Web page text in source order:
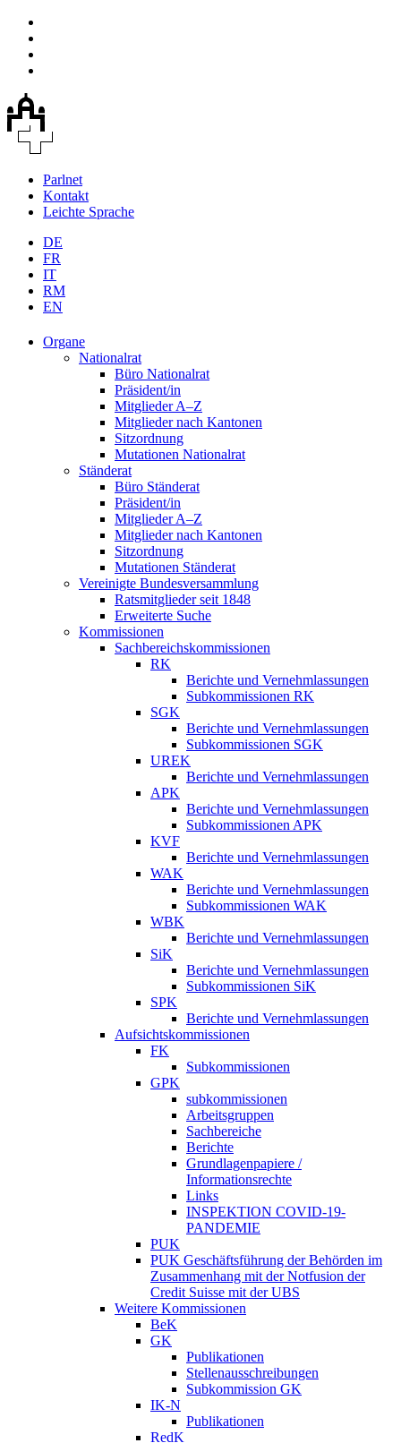
Parlnet
Kontakt
Leichte Sprache
DE
FR
IT
RM
EN
Organe
Nationalrat
Büro Nationalrat
Präsident/in
Mitglieder A–Z
Mitglieder nach Kantonen
Sitzordnung
Mutationen Nationalrat
Ständerat
Büro Ständerat
Präsident/in
Mitglieder A–Z
Mitglieder nach Kantonen
Sitzordnung
Mutationen Ständerat
Vereinigte Bundesversammlung
Ratsmitglieder seit 1848
Erweiterte Suche
Kommissionen
Sachbereichskommissionen
RK
Berichte und Vernehmlassungen
Subkommissionen RK
SGK
Berichte und Vernehmlassungen
Subkommissionen SGK
UREK
Berichte und Vernehmlassungen
APK
Berichte und Vernehmlassungen
Subkommissionen APK
KVF
Berichte und Vernehmlassungen
WAK
Berichte und Vernehmlassungen
Subkommissionen WAK
WBK
Berichte und Vernehmlassungen
SiK
Berichte und Vernehmlassungen
Subkommissionen SiK
SPK
Berichte und Vernehmlassungen
Aufsichtskommissionen
FK
Subkommissionen
GPK
subkommissionen
Arbeitsgruppen
Sachbereiche
Berichte
Grundlagenpapiere /
Informationsrechte
Links
INSPEKTION COVID-19-
PANDEMIE
PUK
PUK Geschäftsführung der Behörden im
Zusammenhang mit der Notfusion der
Credit Suisse mit der UBS
Weitere Kommissionen
BeK
GK
Publikationen
Stellenausschreibungen
Subkommission GK
IK-N
Publikationen
RedK